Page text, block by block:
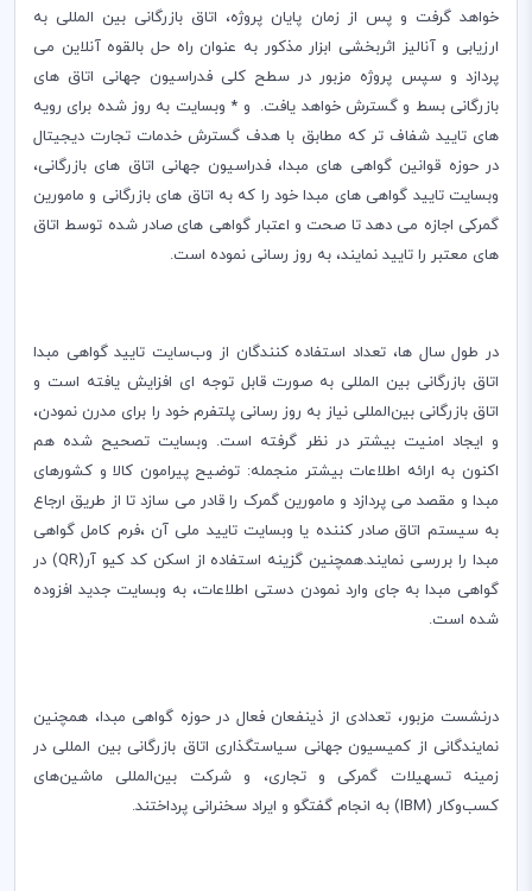
خواهد گرفت و پس از زمان پایان پروژه، اتاق بازرگانی بین المللی به
ارزیابی و آنالیز اثربخشی ابزار مذکور به عنوان راه حل بالقوه آنلاین می
پردازد و سپس پروژه مزبور در سطح کلی فدراسیون جهانی اتاق های
بازرگانی بسط و گسترش خواهد یافت. و * وبسایت به روز شده برای رویه
های تایید شفاف تر که مطابق با هدف گسترش خدمات تجارت دیجیتال
در حوزه قوانین گواهی های مبدا، فدراسیون جهانی اتاق های بازرگانی،
وبسایت تایید گواهی های مبدا خود را که به اتاق های بازرگانی و مامورین
گمرکی اجازه می دهد تا صحت و اعتبار گواهی های صادر شده توسط اتاق
های معتبر را تایید نمایند، به روز رسانی نموده است.
در طول سال ها، تعداد استفاده کنندگان از وب‌سایت تایید گواهی مبدا
اتاق بازرگانی بین المللی به صورت قابل توجه ای افزایش یافته است و
اتاق بازرگانی بین‌المللی نیاز به روز رسانی پلتفرم خود را برای مدرن نمودن،
و ایجاد امنیت بیشتر در نظر گرفته است. وبسایت تصحیح شده هم
اکنون به ارائه اطلاعات بیشتر منجمله: توضیح پیرامون کالا و کشورهای
مبدا و مقصد می پردازد و مامورین گمرک را قادر می سازد تا از طریق ارجاع
به سیستم اتاق صادر کننده یا وبسایت تایید ملی آن ،فرم کامل گواهی
مبدا را بررسی نمایند.همچنین گزینه استفاده از اسکن کد کیو آر(QR) در
گواهی مبدا به جای وارد نمودن دستی اطلاعات، به وبسایت جدید افزوده
شده است.
درنشست مزبور، تعدادی از ذینفعان فعال در حوزه گواهی مبدا، همچنین
نمایندگانی از کمیسیون جهانی سیاستگذاری اتاق بازرگانی بین المللی در
زمینه تسهیلات گمرکی و تجاری، و ‌شرکت بین‌المللی ماشین‌های
کسب‌وکار (IBM) به انجام گفتگو و ایراد سخنرانی پرداختند.